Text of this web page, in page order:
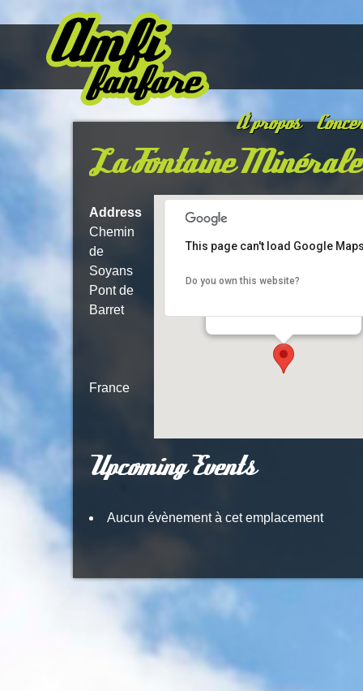
À propos
La Fontaine Minérale
This page can't load Google
Do you own this website?
Address
Chemin
de
Soyans
Pont de
Barret
France
Upcoming Events
Aucun évènement à cet emplacement